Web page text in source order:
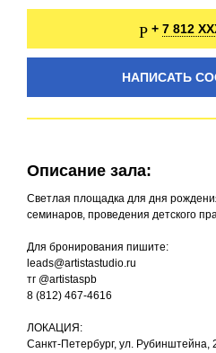
+ 7 812
НАПИСАТЬ
Описание зала:
Светлая площадка для дня
семинаров, проведения детского
Для бронирования пишите:
leads@artistastudio.ru
тг @artistaspb
8 (812) 467-4616
ЛОКАЦИЯ:
Санкт-Петербург, ул. Рубинштейна,